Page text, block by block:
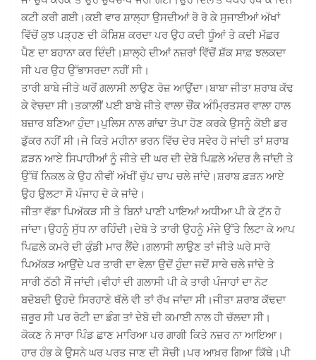
ਕਟੀ ਕਰੀ ਗਈ।ਕਈ ਵਾਰ ਸ਼ਾਲ੍ਹਾ ਉਸਦੀਆਂ ਰੋ ਰੋ ਕੇ ਸੁਜਾਈਆਂ ਅੱਖਾਂ
ਵਿੱਚੋਂ ਕੁਝ ਪੜ੍ਹਣ ਦੀ ਕੋਸ਼ਿਸ਼ ਕਰਦਾ ਪਰ ਉਹ ਕਦੀ ਧੂੰਆਂ ਤੇ ਕਦੀ ਮੱਛਰ
ਪੈਣ ਦਾ ਬਹਾਨਾ ਕਰ ਦਿੰਦੀ।ਸ਼ਾਲ੍ਹੇ ਦੀਆਂ ਨਜ਼ਰਾਂ ਵਿੱਚੋਂ ਸ਼ੱਕ ਸਾਫ਼ ਝਲਕਦਾ
ਸੀ ਪਰ ਉਹ ਉੱਭਾਸਰਦਾ ਨਹੀਂ ਸੀ।
ਤਾਰੀ ਬਾਬੇ ਜੀਤੇ ਘਰੋਂ ਗਲਾਸੀ ਲਾਉਣ ਰੋਜ਼ ਆਉਂਦਾ।ਬਾਬਾ ਜੀਤਾ ਸ਼ਰਾਬ ਕੱਢ
ਕੇ ਵੇਚਦਾ ਸੀ।ਤਕਾਲ਼ੀਂ ਪਈ ਬਾਬੇ ਜੀਤੇ ਵਾਲਾ ਚੌਂਕ ਅੰਮ੍ਰਿਤਸਰ ਵਾਲਾ ਹਾਲ
ਬਜ਼ਾਰ ਬਣਿਆ ਹੁੰਦਾ।ਪੁਲਿਸ ਨਾਲ ਗਾਂਢਾ ਤੋਪਾ ਹੋਣ ਕਰਕੇ ਉਸਨੂੰ ਕੋਈ ਡਰ
ਡੁੱਕਰ ਨਹੀਂ ਸੀ।ਜੇ ਕਿਤੇ ਮਹੀਨਾ ਭਰਨ ਵਿੱਚ ਦੇਰ ਸਵੇਰ ਹੋ ਜਾਂਦੀ ਤਾਂ ਸ਼ਰਾਬ
ਫ਼ੜਨ ਆਏ ਸਿਪਾਹੀਆਂ ਨੂੰ ਜੀਤੇ ਦੀ ਘਰ ਦੀ ਦੇਬੋ ਪਿਛਲੇ ਅੰਦਰ ਲੈ ਜਾਂਦੀ ਤੇ
ਉੱਥੋਂ ਨਿਕਲ ਕੇ ਉਹ ਨੀਵੀਂ ਅੱਖੀਂ ਚੁੱਪ ਚਾਪ ਚਲੇ ਜਾਂਦੇ।ਸ਼ਰਾਬ ਫ਼ੜਨ ਆਏ
ਉਹ ਉਲਟਾ ਸੌ ਪੰਜਾਹ ਦੇ ਕੇ ਜਾਂਦੇ।
ਜੀਤਾ ਵੱਡਾ ਪਿਅੱਕੜ ਸੀ ਤੇ ਬਿਨਾਂ ਪਾਣੀ ਪਾਇਆਂ ਅਧੀਆ ਪੀ ਕੇ ਟੁੱਨ ਹੋ
ਜਾਂਦਾ।ਉਹਨੂੰ ਸੁੱਧ ਨਾ ਰਹਿੰਦੀ।ਦੇਬੋ ਤੇ ਤਾਰੀ ਉਹਨੂੰ ਮੰਜੇ ਉੱਤੇ ਲਿਟਾ ਕੇ ਆਪ
ਪਿਛਲੇ ਕਮਰੇ ਦੀ ਕੁੰਡੀ ਮਾਰ ਲੈਂਦੇ।ਗਲਾਸੀ ਲਾਉਣ ਤਾਂ ਜੀਤੇ ਘਰੇ ਸਾਰੇ
ਪਿਅੱਕੜ ਆਉਂਦੇ ਪਰ ਤਾਰੀ ਦਾ ਵੇਲ਼ਾ ਉਦੋਂ ਹੁੰਦਾ ਜਦੋਂ ਸਾਰੇ ਚਲੇ ਜਾਂਦੇ ਤੇ
ਸਾਰੀ ਠੱਠੀ ਸੌਂ ਜਾਂਦੀ।ਵੀਹਾਂ ਦੀ ਗਲਾਸੀ ਪੀ ਕੇ ਤਾਰੀ ਪੰਜਾਹਾਂ ਦਾ ਨੋਟ
ਬਦੋਬਦੀ ਉਹਦੇ ਸਿਰਹਾਣੇ ਥੱਲੇ ਵੀ ਤਾਂ ਰੱਖ ਜਾਂਦਾ ਸੀ।ਜੀਤਾ ਸ਼ਰਾਬ ਕੱਢਦਾ
ਜ਼ਰੂਰ ਸੀ ਪਰ ਰੋਟੀ ਦਾ ਡੰਗ ਤਾਂ ਦੇਬੋ ਦੀ ਕਮਾਈ ਨਾਲ ਹੀ ਚੱਲਦਾ ਸੀ।
ਕੋਕਣ ਨੇ ਸਾਰਾ ਪਿੰਡ ਛਾਣ ਮਾਰਿਆ ਪਰ ਗਾਗੀ ਕਿਤੇ ਨਜ਼ਰ ਨਾ ਆਇਆ।
ਹਾਰ ਹੰਭ ਕੇ ਉਸਨੇ ਘਰ ਪਰਤ ਜਾਣ ਦੀ ਸੋਚੀ।ਪਰ ਆਖ਼ਰ ਗਿਆ ਕਿੱਥੇ।ਪੀ